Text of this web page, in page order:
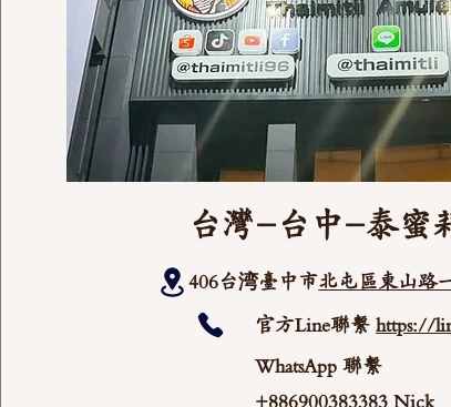
台灣-台中-泰蜜
406台湾臺中市北屯區東山路
官方Line聯繫https://
WhatsApp 聯繫
+886900383383 Nick